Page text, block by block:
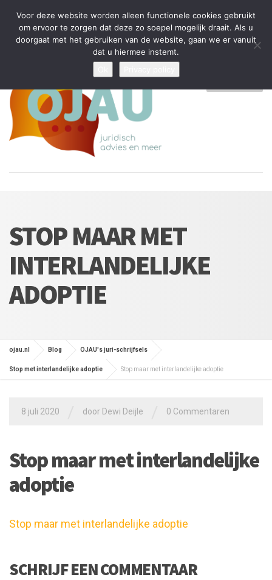
Tijdelijke stop: wegens drukte kan ik beperkt nieuwe zaken aannemen
en vragen beantwoorden
Algemene Voorwaarden
Disclaimer Privacybeleid
STOP MAAR MET
INTERLANDELIJKE
ADOPTIE
ojau.nl Blog OJAU's juri-schrijfsels
Stop met interlandelijke adoptie Stop maar met interlandelijke adoptie
8 juli 2020 door Dewi Deijle 0 Commentaren
Stop maar met interlandelijke
adoptie
Stop maar met interlandelijke adoptie
SCHRIJF EEN COMMENTAAR
Voor deze website worden alleen functionele cookies gebruikt
om ervoor te zorgen dat deze zo soepel mogelijk draait. Als u
doorgaat met het gebruiken van de website, gaan we er vanuit
dat u hiermee instemt.